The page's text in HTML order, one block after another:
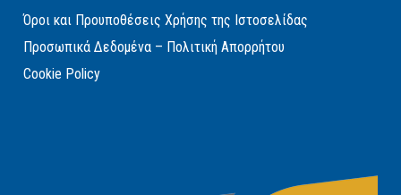
Όροι και Προυποθέσεις Χρήσης της Ιστοσελίδας
Προσωπικά Δεδομένα – Πολιτική Απορρήτου
Cookie Policy